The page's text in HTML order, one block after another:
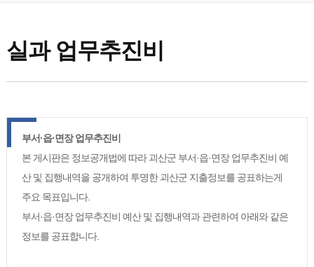
실과 업무추진비
부서·읍·면장 업무추진비
본 게시판은 정보공개법에 따라 괴산군 부서·읍·면장 업무추진비 예
산 및 집행내역을 공개하여 투명한 괴산군 지출정보를 공표하는게
주요 목표입니다.
부서·읍·면장 업무추진비 예산 및 집행내역과 관련하여 아래와 같은
정보를 공표합니다.